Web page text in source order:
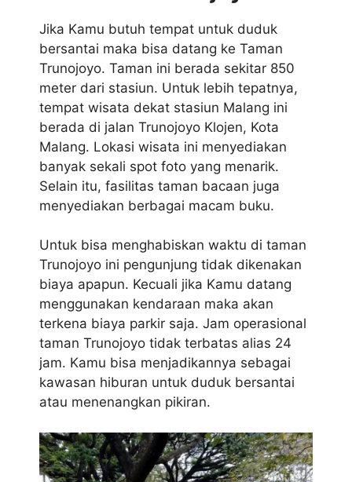
Jika Kamu butuh tempat untuk duduk
bersantai maka bisa datang ke Taman
Trunojoyo. Taman ini berada sekitar 850
meter dari stasiun. Untuk lebih tepatnya,
tempat wisata dekat stasiun Malang ini
berada di jalan Trunojoyo Klojen, Kota
Malang. Lokasi wisata ini menyediakan
banyak sekali spot foto yang menarik.
Selain itu, fasilitas taman bacaan juga
menyediakan berbagai macam buku.
Untuk bisa menghabiskan waktu di taman
Trunojoyo ini pengunjung tidak dikenakan
biaya apapun. Kecuali jika Kamu datang
menggunakan kendaraan maka akan
terkena biaya parkir saja. Jam operasional
taman Trunojoyo tidak terbatas alias 24
jam. Kamu bisa menjadikannya sebagai
kawasan hiburan untuk duduk bersantai
atau menenangkan pikiran.